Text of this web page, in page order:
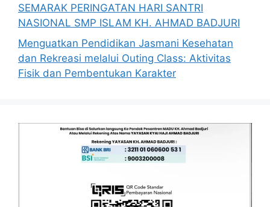
SEMARAK PERINGATAN HARI SANTRI
NASIONAL SMP ISLAM KH. AHMAD BADJURI
Menguatkan Pendidikan Jasmani Kesehatan
dan Rekreasi melalui Outing Class: Aktivitas
Fisik dan Pembentukan Karakter